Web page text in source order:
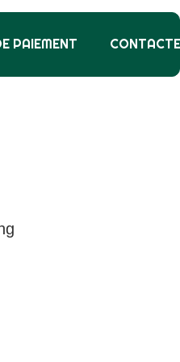
PAIEMENT